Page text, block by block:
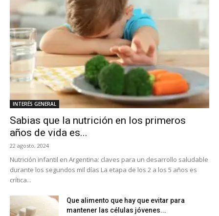
INTERÉS GENERAL
Sabias que la nutrición en los primeros
años de vida es...
22 agosto, 2024
Nutrición infantil en Argentina: claves para un desarrollo saludable
durante los segundos mil días La etapa de los 2 a los 5 años es
crítica...
Que alimento que hay que evitar para
mantener las células jóvenes...